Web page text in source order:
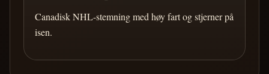
Canadisk NHL-stemning med høy fart og stjerner på
isen.